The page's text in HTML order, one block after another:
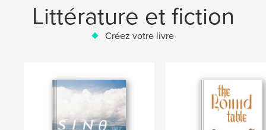
Littérature et fiction
Créez votre livre